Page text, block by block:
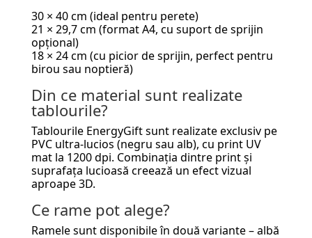
30 × 40 cm (ideal pentru perete)
21 × 29,7 cm (format A4, cu suport de sprijin
opțional)
18 × 24 cm (cu picior de sprijin, perfect pentru
birou sau noptieră)
Din ce material sunt realizate
tablourile?
Tablourile EnergyGift sunt realizate exclusiv pe
PVC ultra-lucios (negru sau alb), cu print UV
mat la 1200 dpi. Combinația dintre print și
suprafața lucioasă creează un efect vizual
aproape 3D.
Ce rame pot alege?
Ramele sunt disponibile în două variante – albă